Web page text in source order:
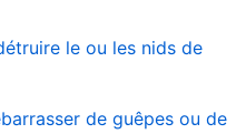
le ou les nids de
de guêpes ou de